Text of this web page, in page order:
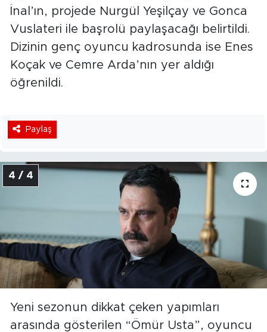
İnal’ın, projede Nurgül Yeşilçay ve Gonca
Vuslateri ile başrolü paylaşacağı belirtildi.
Dizinin genç oyuncu kadrosunda ise Enes
Koçak ve Cemre Arda’nın yer aldığı
öğrenildi.
Paylaş
4 / 4
Yeni sezonun dikkat çeken yapımları
arasında gösterilen “Ömür Usta”, oyuncu